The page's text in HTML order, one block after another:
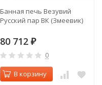
Банная печь Везувий
Русский пар ВК (Змеевик)
80 712 ₽
0
В корзину